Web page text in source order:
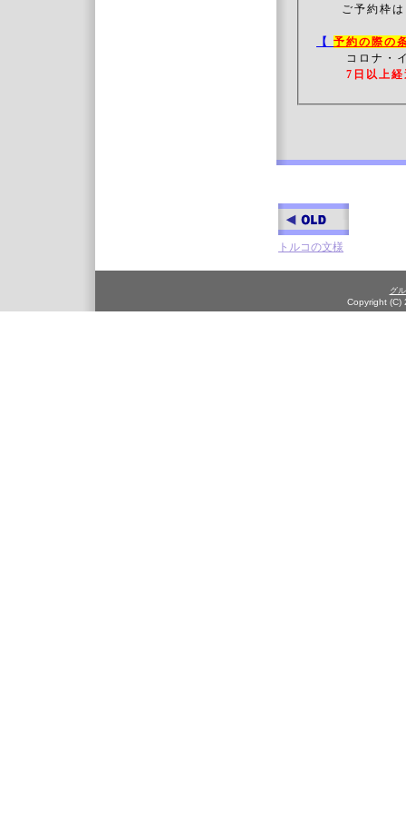
ご予約枠は
【 予約の際の
コロナ・
7日以上
トルコの文様
グ
Copyright (C)